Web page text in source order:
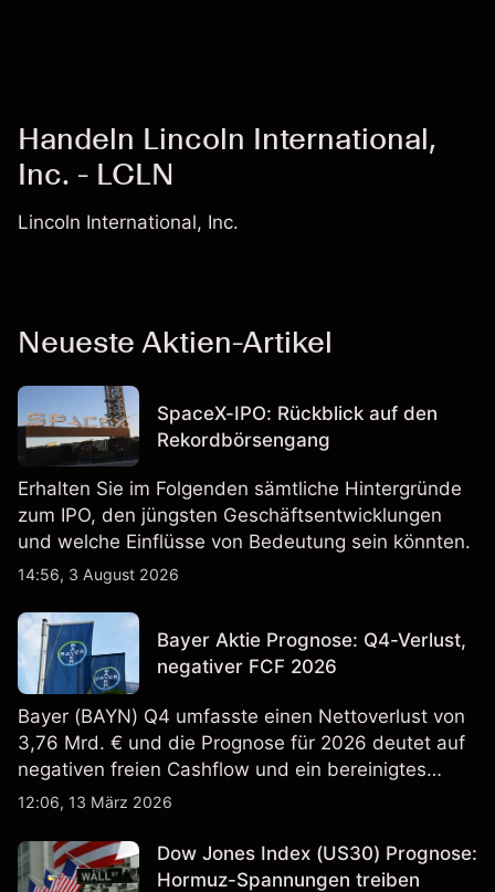
Handeln Lincoln International,
Inc. - LCLN
Lincoln International, Inc.
Neueste Aktien-Artikel
SpaceX-IPO: Rückblick auf den
Rekordbörsengang
Erhalten Sie im Folgenden sämtliche Hintergründe
zum IPO, den jüngsten Geschäftsentwicklungen
und welche Einflüsse von Bedeutung sein könnten.
14:56, 3 August 2026
Bayer Aktie Prognose: Q4-Verlust,
negativer FCF 2026
Bayer (BAYN) Q4 umfasste einen Nettoverlust von
3,76 Mrd. € und die Prognose für 2026 deutet auf
negativen freien Cashflow und ein bereinigtes
EBITDA von 9,6–10,1 Mrd. € hin. Die
verlässlicher Indikator für zukünftige Ergebnisse.
12:06, 13 März 2026
Dow Jones Index (US30) Prognose:
Hormuz-Spannungen treiben